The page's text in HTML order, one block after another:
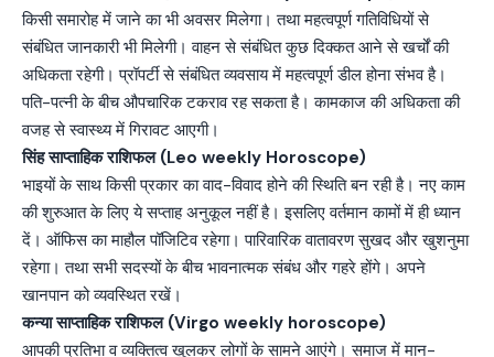
किसी समारोह में जाने का भी अवसर मिलेगा। तथा महत्वपूर्ण गतिविधियों से
संबंधित जानकारी भी मिलेगी। वाहन से संबंधित कुछ दिक्कत आने से खर्चों की
अधिकता रहेगी। प्रॉपर्टी से संबंधित व्यवसाय में महत्वपूर्ण डील होना संभव है।
पति-पत्नी के बीच औपचारिक टकराव रह सकता है। कामकाज की अधिकता की
वजह से स्वास्थ्य में गिरावट आएगी।
सिंह साप्ताहिक राशिफल (Leo weekly Horoscope)
भाइयों के साथ किसी प्रकार का वाद-विवाद होने की स्थिति बन रही है। नए काम
की शुरुआत के लिए ये सप्ताह अनुकूल नहीं है। इसलिए वर्तमान कामों में ही ध्यान
दें। ऑफिस का माहौल पॉजिटिव रहेगा। पारिवारिक वातावरण सुखद और खुशनुमा
रहेगा। तथा सभी सदस्यों के बीच भावनात्मक संबंध और गहरे होंगे। अपने
खानपान को व्यवस्थित रखें।
कन्या साप्ताहिक राशिफल (Virgo weekly horoscope)
आपकी प्रतिभा व व्यक्तित्व खुलकर लोगों के सामने आएंगे। समाज में मान-